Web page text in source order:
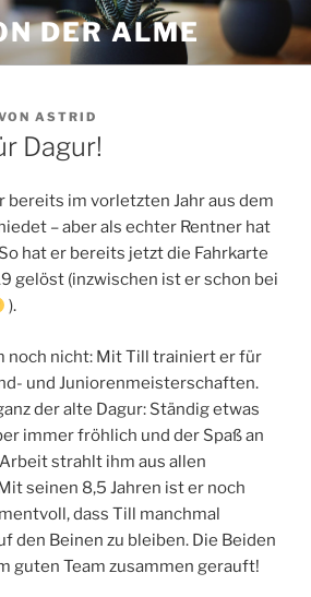
DER ALME
ASTRID
Dagur!
bereits im vorletzten Jahr aus dem
– aber als echter Rentner hat
hat er bereits jetzt die Fahrkarte
gelöst (inzwischen ist er schon bei
).
noch nicht: Mit Till trainiert er für
und Juniorenmeisterschaften.
der alte Dagur: Ständig etwas
immer fröhlich und der Spaß an
strahlt ihm aus allen
seinen 8,5 Jahren ist er noch
dass Till manchmal
den Beinen zu bleiben. Die Beiden
guten Team zusammen gerauft!